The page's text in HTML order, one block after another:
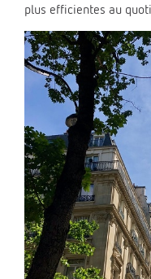
plus efficientes au